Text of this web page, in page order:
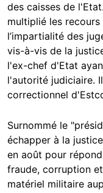
des caisses de
multiplié les
l’impartialité des
vis-à-vis de la
l'ex-chef d'Etat
l'autorité judiciaire.
correctionnel
Surnommé le
échapper à la
en août pour
fraude, corruption
matériel militaire